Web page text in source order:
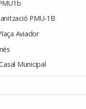
PMU-1B
Aviador
Municipal